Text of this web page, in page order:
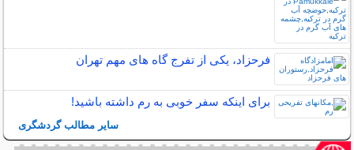
فرحزاد، یکی از تفرج گاه های مهم تهران
برای اینکه سفر خوبی به رم داشته باشید!
سایر مطالب گردشگری